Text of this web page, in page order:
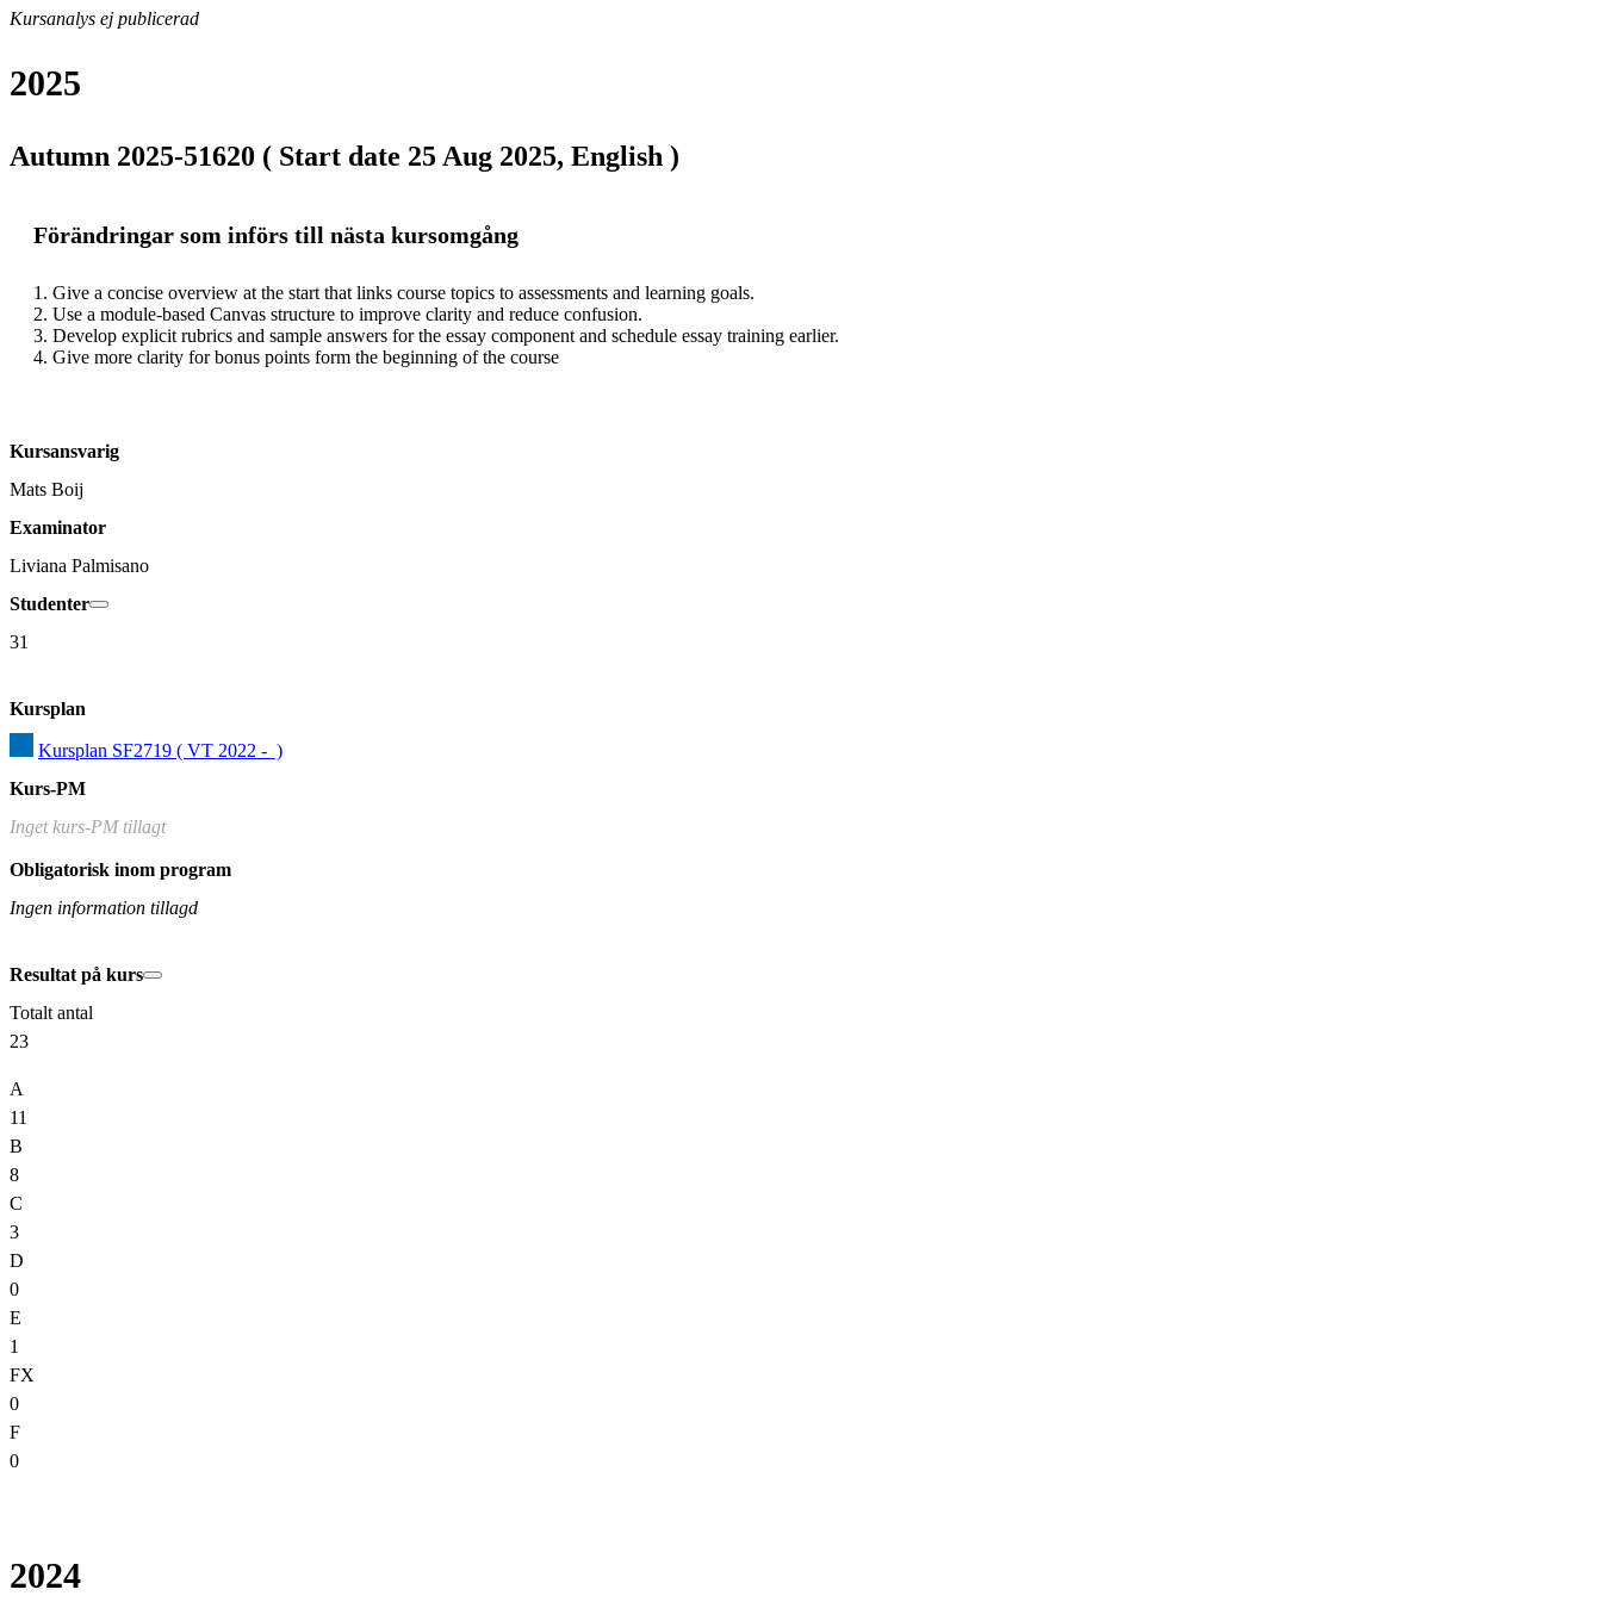
Kursanalys ej publicerad
2025
Autumn 2025-51620 ( Start date 25 Aug 2025, English )
Förändringar som införs till nästa kursomgång
1. Give a concise overview at the start that links course topics to assessments and learning goals.
2. Use a module-based Canvas structure to improve clarity and reduce confusion.
3. Develop explicit rubrics and sample answers for the essay component and schedule essay training earlier.
4. Give more clarity for bonus points form the beginning of the course
Kursansvarig
Mats Boij
Examinator
Liviana Palmisano
Studenter
31
Kursplan
Kursplan SF2719 ( VT 2022 -  )
Kurs-PM
Inget kurs-PM tillagt
Obligatorisk inom program
Ingen information tillagd
Resultat på kurs
Totalt antal
23
A
11
B
8
C
3
D
0
E
1
FX
0
F
0
2024